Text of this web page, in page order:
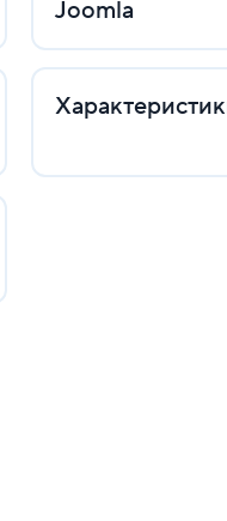
Joomla